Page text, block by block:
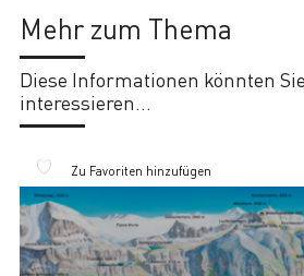
Mehr zum Thema
Diese Informationen könnten
interessieren...